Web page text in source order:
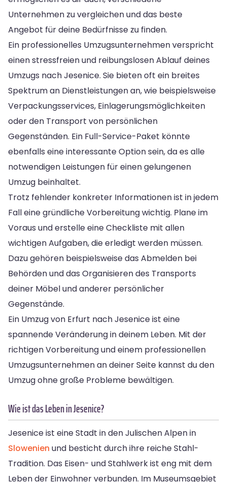
Unternehmen zu vergleichen und das beste
Angebot für deine Bedürfnisse zu finden.
Ein professionelles Umzugsunternehmen verspricht
einen stressfreien und reibungslosen Ablauf deines
Umzugs nach Jesenice. Sie bieten oft ein breites
Spektrum an Dienstleistungen an, wie beispielsweise
Verpackungsservices, Einlagerungsmöglichkeiten
oder den Transport von persönlichen
Gegenständen. Ein Full-Service-Paket könnte
ebenfalls eine interessante Option sein, da es alle
notwendigen Leistungen für einen gelungenen
Umzug beinhaltet.
Trotz fehlender konkreter Informationen ist in jedem
Fall eine gründliche Vorbereitung wichtig. Plane im
Voraus und erstelle eine Checkliste mit allen
wichtigen Aufgaben, die erledigt werden müssen.
Dazu gehören beispielsweise das Abmelden bei
Behörden und das Organisieren des Transports
deiner Möbel und anderer persönlicher
Gegenstände.
Ein Umzug von Erfurt nach Jesenice ist eine
spannende Veränderung in deinem Leben. Mit der
richtigen Vorbereitung und einem professionellen
Umzugsunternehmen an deiner Seite kannst du den
Umzug ohne große Probleme bewältigen.
Wie ist das Leben in Jesenice?
Jesenice ist eine Stadt in den Julischen Alpen in
Slowenien und besticht durch ihre reiche Stahl-
Tradition. Das Eisen- und Stahlwerk ist eng mit dem
Leben der Einwohner verbunden. Im Museumsgebiet